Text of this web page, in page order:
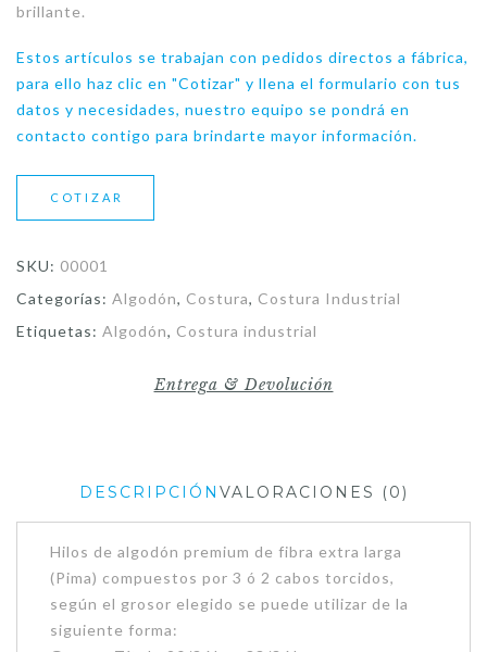
brillante.
Estos artículos se trabajan con pedidos directos a fábrica,
para ello haz clic en "Cotizar" y llena el formulario con tus
datos y necesidades, nuestro equipo se pondrá en
contacto contigo para brindarte mayor información.
COTIZAR
SKU: 00001
Categorías: Algodón, Costura, Costura Industrial
Etiquetas: Algodón, Costura industrial
Entrega & Devolución
DESCRIPCIÓN VALORACIONES (0)
Hilos de algodón premium de fibra extra larga
(Pima) compuestos por 3 ó 2 cabos torcidos,
según el grosor elegido se puede utilizar de la
siguiente forma: